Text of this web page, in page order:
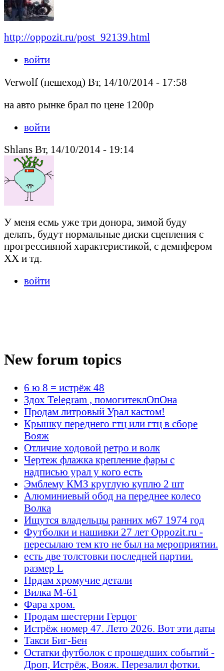
http://oppozit.ru/post_92139.html
войти
Verwolf (пешеход) Вт, 14/10/2014 - 17:58
на авто рынке брал по цене 1200р
войти
Shlans Вт, 14/10/2014 - 19:14
У меня есмь уже три донора, зимой буду
делать, будут нормальные диски сцепления с
прогрессивной характеристикой, с демпфером
ХХ и тд.
войти
New forum topics
6 ю 8 = истрёж 48
Здох Telegram , помогитеклОпОна
Продам литровый Урал кастом!
Крышку переднего гтц или гтц в сборе
Вояж
Отличие ходовой ретро и волк
Чертеж флажка крепление фары с
надписью урал у кого есть
Эмблему КМЗ круглую куплю 2 шт
Алюминиевый обод на переднее колесо
Волка
Ищутся владельцы ранних м67 1974 год
Футболки и нашивки 27 лет Oppozit.ru -
пересылаю тем кто не был на мероприятии.
есть две толстовки последней партии.
размер L
Прдам хромучие детали
Вилка М-61
Фара хром.
Продам шестерни Герцог
Истрёж номер 47. Лето 2026. Вот эти даты
Такси Биг-Бен
Остатки футболок с прошедших событий -
Дроп, Истрёж, Вояж. Перезалил фотки.